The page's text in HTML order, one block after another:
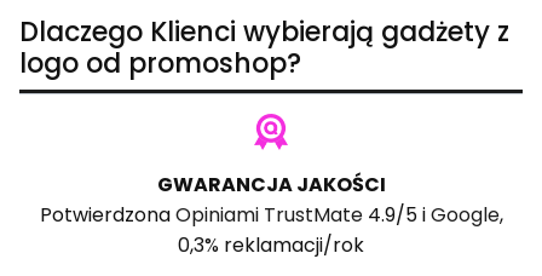
Dlaczego Klienci wybierają gadżety z
logo od promoshop?
GWARANCJA JAKOŚCI
PotwierdzonaOpiniami TrustMate4.9/5 iGoogle,
0,3% reklamacji/rok